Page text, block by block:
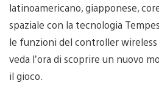
latinoamericano, giapponese,
spaziale con la tecnologia
le funzioni del controller
veda l’ora di scoprire un nuovo
il gioco.